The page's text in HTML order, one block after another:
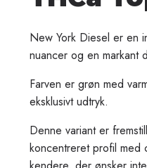
New York Diesel er en
nuancer og en markant
Farven er grøn med
eksklusivt udtryk.
Denne variant er
koncentreret profil med